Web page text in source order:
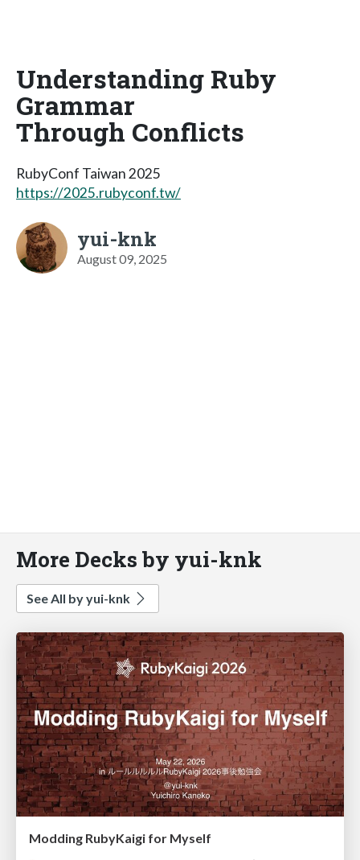
Understanding Ruby
Grammar
Through Conflicts
RubyConf Taiwan 2025
https://2025.rubyconf.tw/
yui-knk
August 09, 2025
More Decks by yui-knk
See All by yui-knk
Modding RubyKaigi for Myself